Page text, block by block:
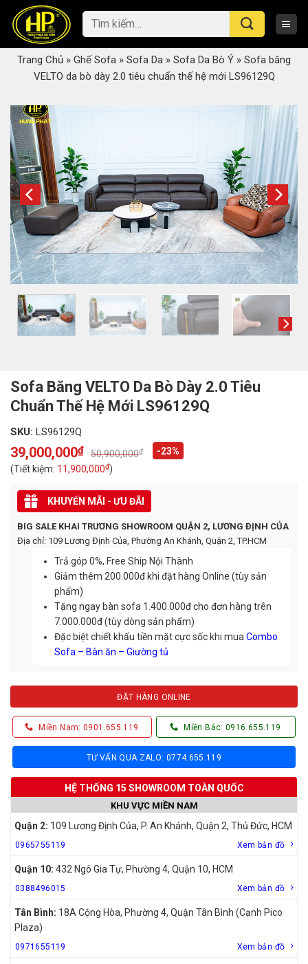
content
Tìm
kiếm:
Trang Chủ » Ghế Sofa » Sofa Da » Sofa Da Bò Ý » Sofa băng
VELTO da bò dày 2.0 tiêu chuẩn thế hệ mới LS96129Q
Sofa Băng VELTO Da Bò Dày 2.0 Tiêu
Chuẩn Thế Hệ Mới LS96129Q
SKU: LS96129Q
50,900,000₫
Original
price
was:
50,900,000₫.
39,000,000₫
Current
price
is:
39,000,000₫.
-23%
(Tiết kiệm: 11,900,000₫)
KHUYẾN MÃI - ƯU ĐÃI
BIG SALE KHAI TRƯƠNG SHOWROOM QUẬN 2, LƯƠNG ĐỊNH CỦA
Địa chỉ: 109 Lương Định Của, Phường An Khánh, Quận 2, TP.HCM
Trả góp 0%, Free Ship Nội Thành
Giảm thêm 200.000đ khi đặt hàng Online (tùy sản
phẩm)
Tặng ngay bàn sofa 1.400.000đ cho đơn hàng trên
7.000.000đ (tùy dòng sản phẩm)
Đặc biệt chiết khấu tiền mặt cực sốc khi muaCombo
Sofa – Bàn ăn – Giường tủ
ĐẶT HÀNG ONLINE
Miền Nam: 0901.655.119 Miền Bắc: 0916.655.119
TƯ VẤN QUA ZALO: 0774.655.119
HỆ THỐNG 15 SHOWROOM TOÀN QUỐC
KHU VỰC MIỀN NAM
Quận 2: 109 Lương Định Của, P. An Khánh, Quận 2, Thủ Đức, HCM
0965755119 Xem bản đồ
Quận 10: 432 Ngô Gia Tự, Phường 4, Quận 10, HCM
0388496015 Xem bản đồ
Tân Bình: 18A Cộng Hòa, Phường 4, Quận Tân Bình (Cạnh Pico
Plaza)
0971655119 Xem bản đồ